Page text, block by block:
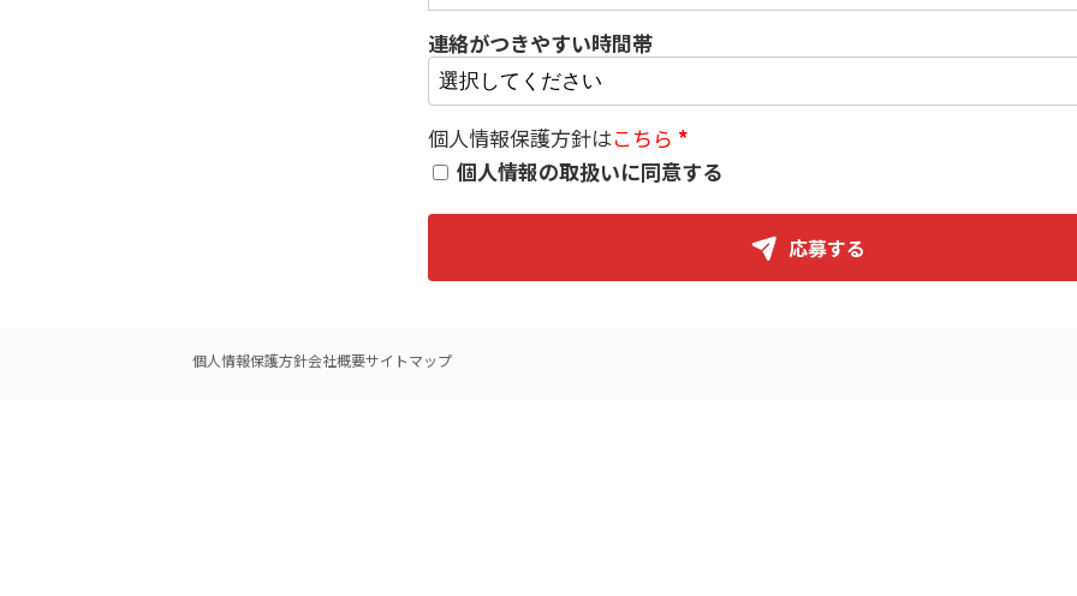
連絡がつきやすい時間帯
個人情報保護方針はこちら
個人情報の取扱いに同意する
応募する
個人情報保護方針会社概要サイトマップ